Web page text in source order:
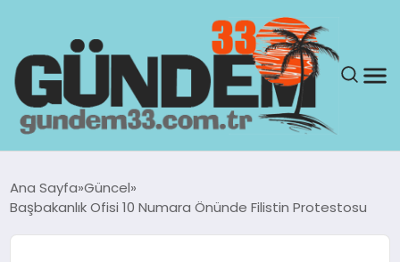
GÜNDEM
Ana Sayfa Güncel
Başbakanlık Ofisi 10 Numara Önünde Filistin Protestosu